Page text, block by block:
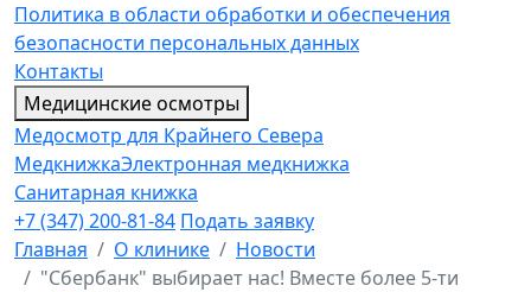
Политика в области обработки и обеспечения
безопасности персональных данных
Контакты
Медицинские осмотры
Медосмотр для Крайнего Севера
МедкнижкаЭлектронная медкнижка
Санитарная книжка
+7 (347) 200-81-84 Подать заявку
Главная
О клинике
Новости
"Сбербанк" выбирает нас! Вместе более 5-ти